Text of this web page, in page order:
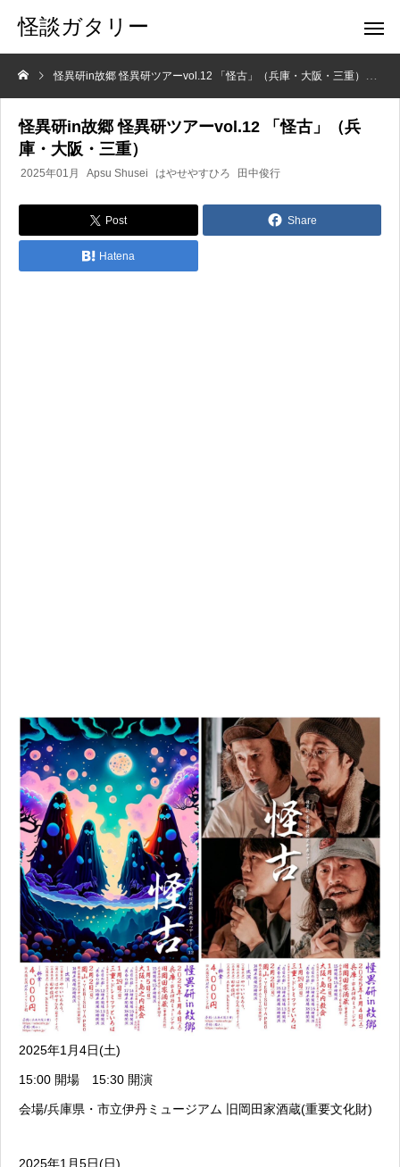
怪談ガタリー
怪異研in故郷 怪異研ツアーvol.12 「怪古」（兵庫・大阪・三重）
怪異研in故郷 怪異研ツアーvol.12 「怪古」（兵
庫・大阪・三重）
2025年01月 Apsu Shusei はやせやすひろ 田中俊行
Post Share
Hatena
2025年1月4日(土)
15:00 開場 15:30 開演
会場/兵庫県・市立伊丹ミュージアム 旧岡田家酒蔵(重要文化財)
2025年1月5日(日)